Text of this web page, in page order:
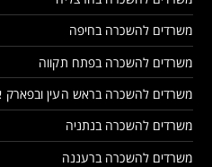
משרדים להשכרה בחיפה
משרדים להשכרה בפתח תקווה
משרדים להשכרה בראש העין ובפארק
משרדים להשכרה בנתניה
משרדים להשכרה ברעננה